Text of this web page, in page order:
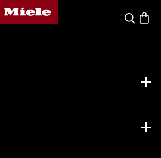
Page d'accueil de Miele
Search